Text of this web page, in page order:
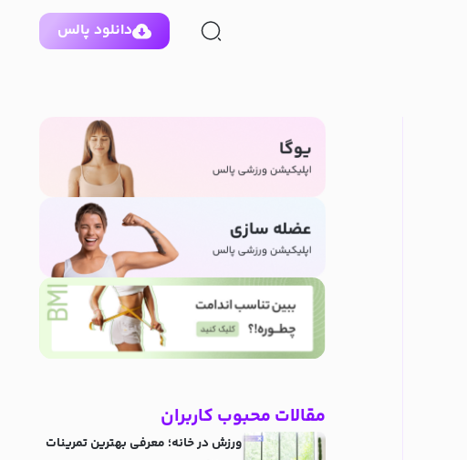
دانلود پالس
مقالات محبوب کاربران
ورزش در خانه؛ معرفی بهترین تمرینات